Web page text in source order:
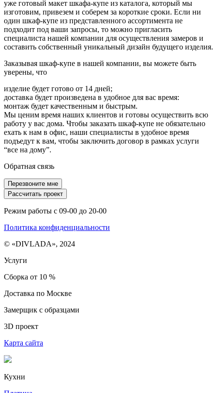
Шкафы-купе от производителя
уже готовый макет шкафа-купе из каталога, который мы
изготовим, привезем и соберем за короткие сроки. Если ни
один шкаф-купе из представленного ассортимента не
подходит под ваши запросы, то можно пригласить
специалиста нашей компании для осуществления замеров и
составить собственный уникальный дизайн будущего изделия.
Заказывая шкаф-купе в нашей компании, вы можете быть
уверены, что
изделие будет готово от 14 дней;
доставка будет произведена в удобное для вас время:
монтаж будет качественным и быстрым.
Мы ценим время наших клиентов и готовы осуществить всю
работу у вас дома. Чтобы заказать шкаф-купе не обязательно
ехать к нам в офис, наши специалисты в удобное время
подъедут к вам, чтобы заключить договор в рамках услуги
“все на дому”.
Обратная связь
Перезвоните мне
Рассчитать проект
Режим работы с 09-00 до 20-00
Политика конфиденциальности
© «DIVLADA», 2024
Услуги
Сборка от 10 %
Доставка по Москве
Замерщик с образцами
3D проект
Карта сайта
Кухни